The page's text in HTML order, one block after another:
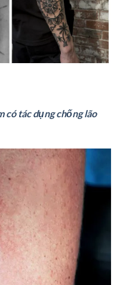
có tác dụng chống lão